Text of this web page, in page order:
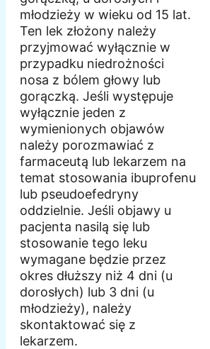
młodzieży w wieku od 15 lat.
Ten lek złożony należy
przyjmować wyłącznie w
przypadku niedrożności
nosa z bólem głowy lub
gorączką. Jeśli występuje
wyłącznie jeden z
wymienionych objawów
należy porozmawiać z
farmaceutą lub lekarzem na
temat stosowania ibuprofenu
lub pseudoefedryny
oddzielnie. Jeśli objawy u
pacjenta nasilą się lub
stosowanie tego leku
wymagane będzie przez
okres dłuższy niż 4 dni (u
dorosłych) lub 3 dni (u
młodzieży), należy
skontaktować się z
lekarzem.